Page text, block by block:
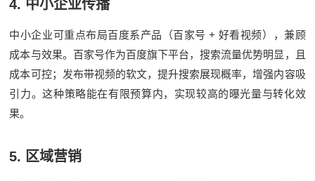
4. 中小企业传播
中小企业可重点布局百度系产品（百家号 + 好看视频），兼顾
成本与效果。百家号作为百度旗下平台，搜索流量优势明显，且
成本可控；发布带视频的软文，提升搜索展现概率，增强内容吸
引力。这种策略能在有限预算内，实现较高的曝光量与转化效
果。
5. 区域营销